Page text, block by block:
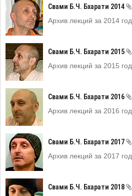
Свами Б.Ч. Бхарати 2014
Архив лекций за 2014 год
Свами Б.Ч. Бхарати 2015
Архив лекций за 2015 год
Свами Б.Ч. Бхарати 2016
Архив лекций за 2016 год
Свами Б.Ч. Бхарати 2017
Архив лекций за 2017 год
Свами Б.Ч. Бхарати 2018